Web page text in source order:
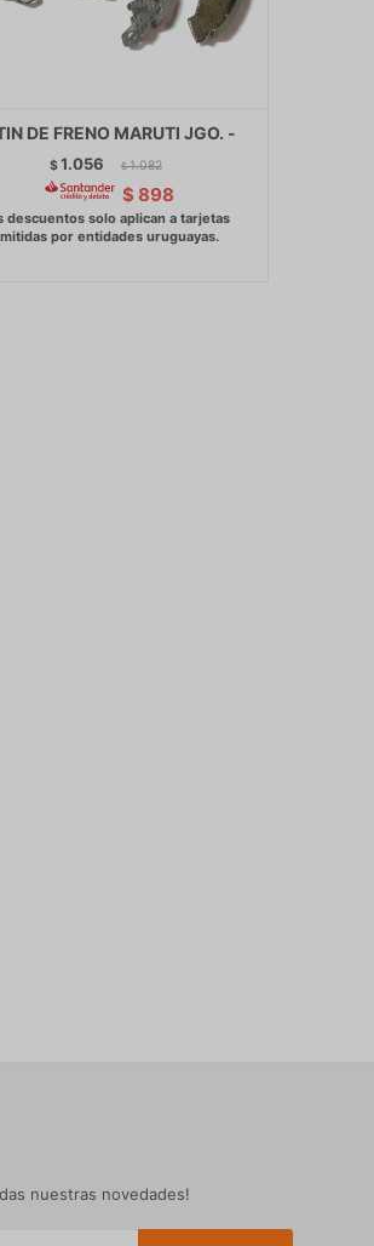
DE FRENO MARUTI JGO. -
$1.056 $ 1.082
$ 898
nuestras novedades!